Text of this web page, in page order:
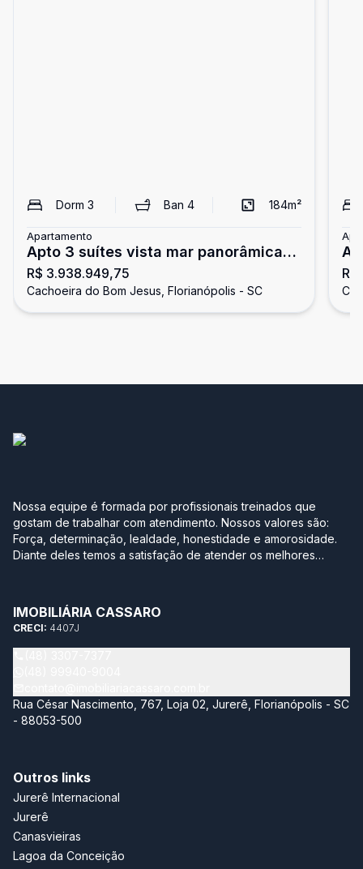
Dorm 3 Ban 4 184m²
Apartamento
Apto 3 suítes vista mar panorâmica
na Cachoeira
R$ 3.938.949,75
Cachoeira do Bom Jesus, Florianópolis - SC
Nossa equipe é formada por profissionais treinados que
gostam de trabalhar com atendimento. Nossos valores são:
Força, determinação, lealdade, honestidade e amorosidade.
Diante deles temos a satisfação de atender os melhores
pensando no conforto de uma casa. Sabe aquela que você
degusta de um bom café moído na hora, serve uma bebida
gelada para os amigos e sempre tem um bolinho para o café
da tarde? Essa é a nossa empresa. Aqui você se sente em
futuro de prestígio. Juntos faremos história!
IMOBILIÁRIA CASSARO
CRECI: 4407J
Rua César Nascimento, 767, Loja 02, Jurerê, Florianópolis - SC
- 88053-500
Outros links
Jurerê Internacional
Jurerê
Canasvieiras
Lagoa da Conceição